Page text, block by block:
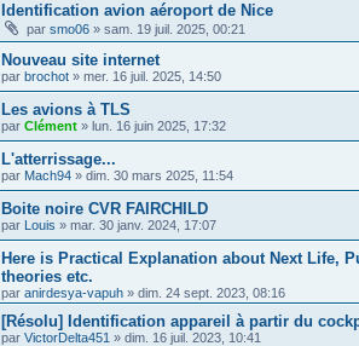
Identification avion aéroport de Nice
par smo06 » sam. 19 juil. 2025, 00:21
Nouveau site internet
par brochot » mer. 16 juil. 2025, 14:50
Les avions à TLS
par Clément » lun. 16 juin 2025, 17:32
L'atterrissage...
par Mach94 » dim. 30 mars 2025, 11:54
Boite noire CVR FAIRCHILD
par Louis » mar. 30 janv. 2024, 17:07
Here is Practical Explanation about Next Life,
theories etc.
par anirdesya-vapuh » dim. 24 sept. 2023, 08:16
[Résolu] Identification appareil à partir du
par VictorDelta451 » dim. 16 juil. 2023, 10:41